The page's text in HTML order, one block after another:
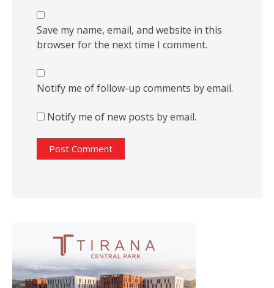
Save my name, email, and website in this
browser for the next time I comment.
Notify me of follow-up comments by email.
Notify me of new posts by email.